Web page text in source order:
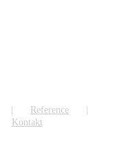
Reference
Kontakt